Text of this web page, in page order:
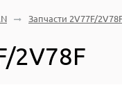
Запчасти 2V77F/
2V78F